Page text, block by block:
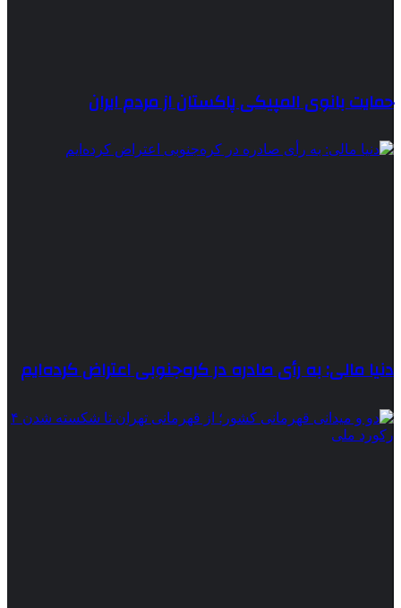
حمایت بانوی المپیکی پاکستان از مردم ایران
دنیا مالی: به رأی صادره در کره‌جنوبی اعتراض کرده‌ایم